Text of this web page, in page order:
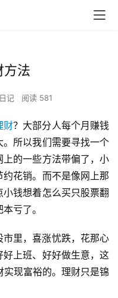
方法
记 阅读 581
财？大部分人每个月赚钱
所以我们需要寻找一个
的一些方法带偏了，小
花销。而不是像网上那
钱想着怎么买只股票翻
亏了。
里，喜涨忧跌，花那心
上班、好好做生意，这
现富裕的。理财只是锦